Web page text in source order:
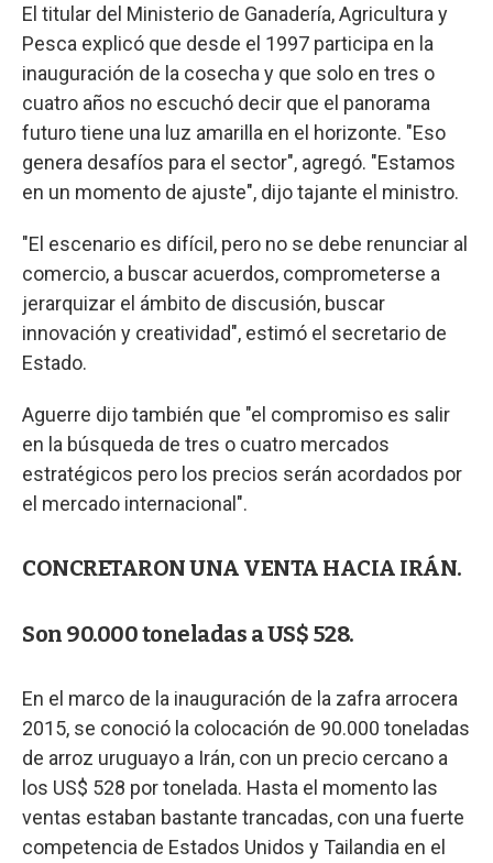
El titular del Ministerio de Ganadería, Agricultura y
Pesca explicó que desde el 1997 participa en la
inauguración de la cosecha y que solo en tres o
cuatro años no escuchó decir que el panorama
futuro tiene una luz amarilla en el horizonte. "Eso
genera desafíos para el sector", agregó. "Estamos
en un momento de ajuste", dijo tajante el ministro.
"El escenario es difícil, pero no se debe renunciar al
comercio, a buscar acuerdos, comprometerse a
jerarquizar el ámbito de discusión, buscar
innovación y creatividad", estimó el secretario de
Estado.
Aguerre dijo también que "el compromiso es salir
en la búsqueda de tres o cuatro mercados
estratégicos pero los precios serán acordados por
el mercado internacional".
CONCRETARON UNA VENTA HACIA IRÁN.
Son 90.000 toneladas a US$ 528.
En el marco de la inauguración de la zafra arrocera
2015, se conoció la colocación de 90.000 toneladas
de arroz uruguayo a Irán, con un precio cercano a
los US$ 528 por tonelada. Hasta el momento las
ventas estaban bastante trancadas, con una fuerte
competencia de Estados Unidos y Tailandia en el